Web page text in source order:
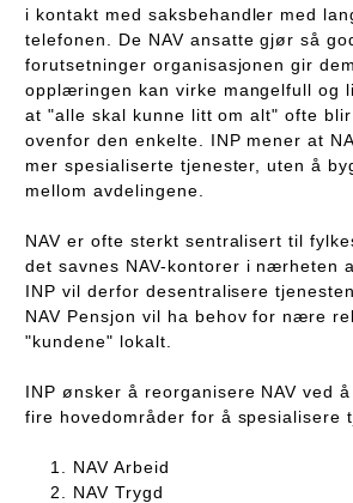
i kontakt med saksbehandler med
telefonen. De NAV ansatte gjør så
forutsetninger organisasjonen gir
opplæringen kan virke mangelfull og
at "alle skal kunne litt om alt" ofte
ovenfor den enkelte. INP mener at
mer spesialiserte tjenester, uten å
mellom avdelingene.
NAV er ofte sterkt sentralisert til
det savnes NAV-kontorer i nærheten
INP vil derfor desentralisere
NAV Pensjon vil ha behov for nære
"kundene" lokalt.
INP ønsker å reorganisere NAV ved
fire hovedområder for å spesialisere
NAV Arbeid
NAV Trygd